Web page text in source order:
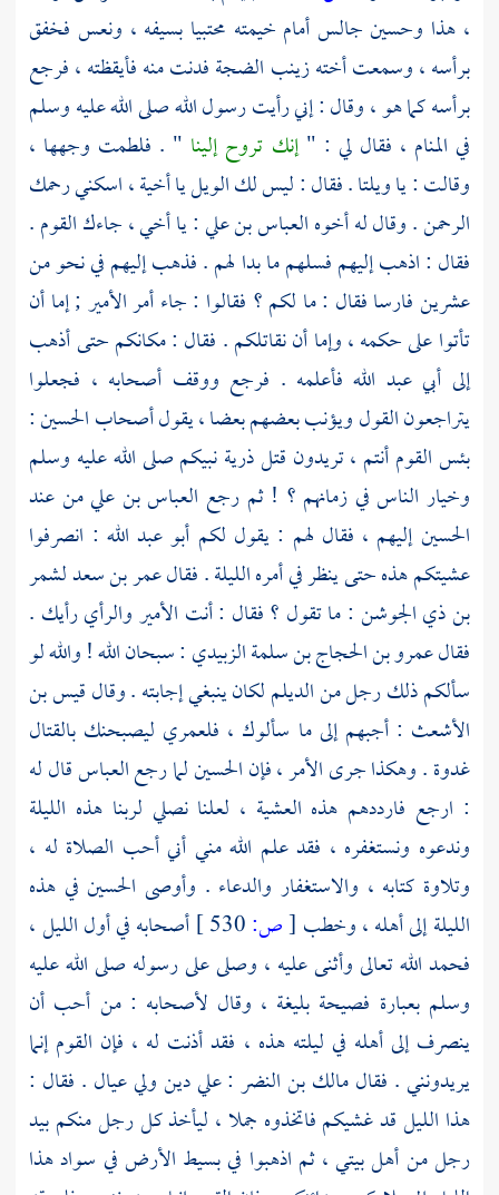
، هذا وحسينجالس أمام خيمته محتبيا بسيفه ، ونعس فخفق
برأسه ، وسمعت أختهزينب الضجة فدنت منه فأيقظته ، فرجع
برأسه كما هو ، وقال : إني رأيت رسول الله صلى الله عليه وسلم
في المنام ، فقال لي : "إنك تروح إلينا " . فلطمت وجهها ،
وقالت : يا ويلتا . فقال : ليس لك الويل يا أخية ، اسكني رحمك
الرحمن . وقال له أخوهالعباس بن علي: يا أخي ، جاءك القوم .
فقال : اذهب إليهم فسلهم ما بدا لهم . فذهب إليهم في نحو من
عشرين فارسا فقال : ما لكم ؟ فقالوا : جاء أمر الأمير ; إما أن
تأتوا على حكمه ، وإما أن نقاتلكم . فقال : مكانكم حتى أذهب
إلى أبي عبد الله فأعلمه . فرجع ووقف أصحابه ، فجعلوا
يتراجعون القول ويؤنب بعضهم بعضا ، يقول أصحابالحسين:
بئس القوم أنتم ، تريدون قتل ذرية نبيكم صلى الله عليه وسلم
وخيار الناس في زمانهم ؟ ! ثم رجع العباس بن عليمن عند
الحسين إليهم ، فقال لهم : يقول لكم أبو عبد الله : انصرفوا
عشيتكم هذه حتى ينظر في أمره الليلة . فقالعمر بن سعدلشمر
بن ذي الجوشن : ما تقول ؟ فقال : أنت الأمير والرأي رأيك .
فقال عمروبن الحجاج بن سلمة الزبيدي : سبحان الله ! والله لو
سألكم ذلك رجل منالديلملكان ينبغي إجابته . وقالقيس بن
الأشعث : أجبهم إلى ما سألوك ، فلعمري ليصبحنك بالقتال
غدوة . وهكذا جرى الأمر ، فإنالحسينلما رجعالعباسقال له
: ارجع فارددهم هذه العشية ، لعلنا نصلي لربنا هذه الليلة
وندعوه ونستغفره ، فقد علم الله مني أني أحب الصلاة له ،
وتلاوة كتابه ، والاستغفار والدعاء . وأوصى الحسين في هذه
الليلة إلى أهله ، وخطب [ص:
أصحابه في أول الليل ،
فحمد الله تعالى وأثنى عليه ، وصلى على رسوله صلى الله عليه
وسلم بعبارة فصيحة بليغة ، وقال لأصحابه : من أحب أن
ينصرف إلى أهله في ليلته هذه ، فقد أذنت له ، فإن القوم إنما
يريدونني . فقالمالك بن النضر : علي دين ولي عيال . فقال :
هذا الليل قد غشيكم فاتخذوه جملا ، ليأخذ كل رجل منكم بيد
رجل من أهل بيتي ، ثم اذهبوا في بسيط الأرض في سواد هذا